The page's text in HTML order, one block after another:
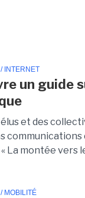
/ INTERNET
un guide
élus et des
La montée vers
/ MOBILITÉ